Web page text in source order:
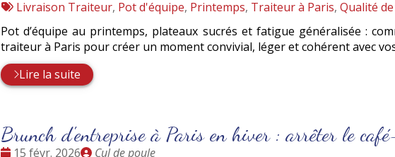
:
par
Tags
Livraison Traiteur, Pot d'équipe, Printemps, Traiteur à Paris, Qualité
Pot d’équipe au printemps, plateaux sucrés et fatigue généralisée :
traiteur à Paris pour créer un moment convivial, léger et cohérent avec
Lire la suite
Brunch d'entreprise à Paris en hiver : arrêter le
Date
15 févr. 2026
Publié
Cul de poule